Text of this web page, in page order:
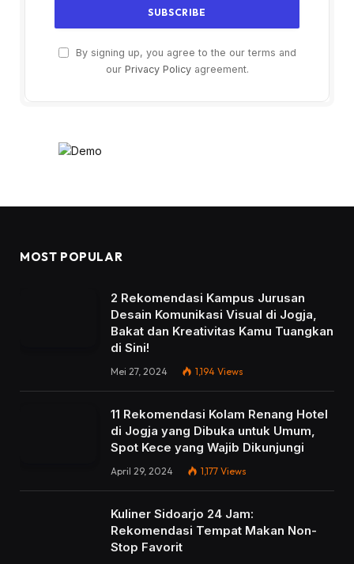
By signing up, you agree to the our terms and
our Privacy Policyagreement.
MOST POPULAR
2 Rekomendasi Kampus Jurusan
Desain Komunikasi Visual di Jogja,
Bakat dan Kreativitas Kamu Tuangkan
di Sini!
Mei 27, 2024 1,194 Views
11 Rekomendasi Kolam Renang Hotel
di Jogja yang Dibuka untuk Umum,
Spot Kece yang Wajib Dikunjungi
April 29, 2024 1,177 Views
Kuliner Sidoarjo 24 Jam:
Rekomendasi Tempat Makan Non-
Stop Favorit